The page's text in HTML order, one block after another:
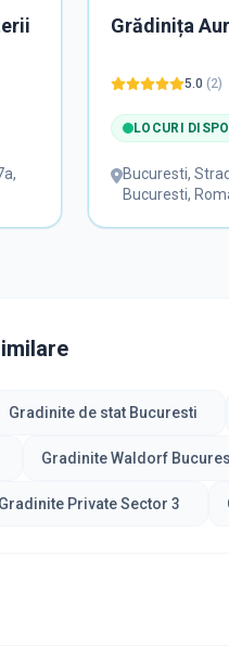
Grădinița
5.0 (2)
LOCURI
Bucuresti,
Bucuresti,
Gradinite de stat Bucuresti
Gradinite Waldorf
Gradinite Private Sector 3